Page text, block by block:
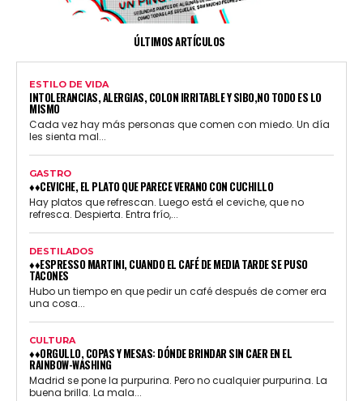
ÚLTIMOS ARTÍCULOS
ESTILO DE VIDA
INTOLERANCIAS, ALERGIAS, COLON IRRITABLE Y SIBO,NO TODO ES LO
MISMO
Cada vez hay más personas que comen con miedo. Un día
les sienta mal...
GASTRO
♦♦CEVICHE, EL PLATO QUE PARECE VERANO CON CUCHILLO
Hay platos que refrescan. Luego está el ceviche, que no
refresca. Despierta. Entra frío,...
DESTILADOS
♦♦ESPRESSO MARTINI, CUANDO EL CAFÉ DE MEDIA TARDE SE PUSO
TACONES
Hubo un tiempo en que pedir un café después de comer era
una cosa...
CULTURA
♦♦ORGULLO, COPAS Y MESAS: DÓNDE BRINDAR SIN CAER EN EL
RAINBOW-WASHING
Madrid se pone la purpurina. Pero no cualquier purpurina. La
buena brilla. La mala...